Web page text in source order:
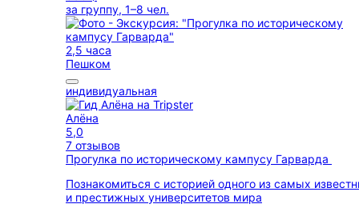
за группу, 1–8 чел.
2,5 часа
Пешком
индивидуальная
Алёна
5,0
7 отзывов
Прогулка по историческому кампусу Гарварда
Познакомиться с историей одного из самых
и престижных университетов мира